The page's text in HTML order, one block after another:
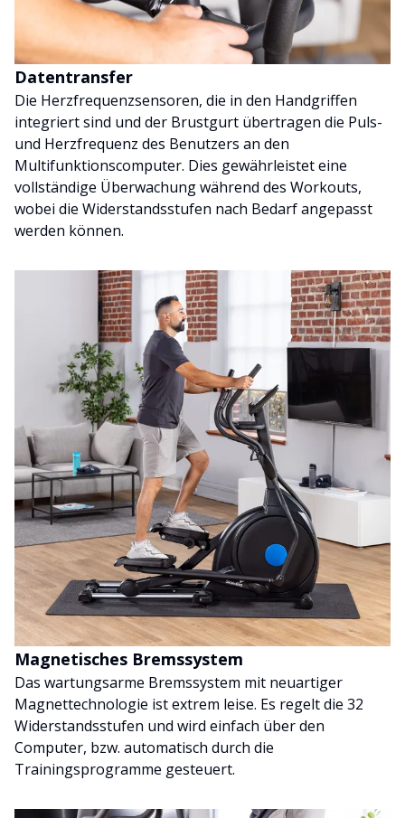
Datentransfer
Die Herzfrequenzsensoren, die in den Handgriffen
integriert sind und der Brustgurt übertragen die Puls-
und Herzfrequenz des Benutzers an den
Multifunktionscomputer. Dies gewährleistet eine
vollständige Überwachung während des Workouts,
wobei die Widerstandsstufen nach Bedarf angepasst
werden können.
Magnetisches Bremssystem
Das wartungsarme Bremssystem mit neuartiger
Magnettechnologie ist extrem leise. Es regelt die 32
Widerstandsstufen und wird einfach über den
Computer, bzw. automatisch durch die
Trainingsprogramme gesteuert.